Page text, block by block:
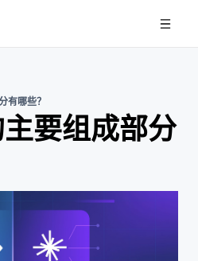
有哪些？
要组成部分